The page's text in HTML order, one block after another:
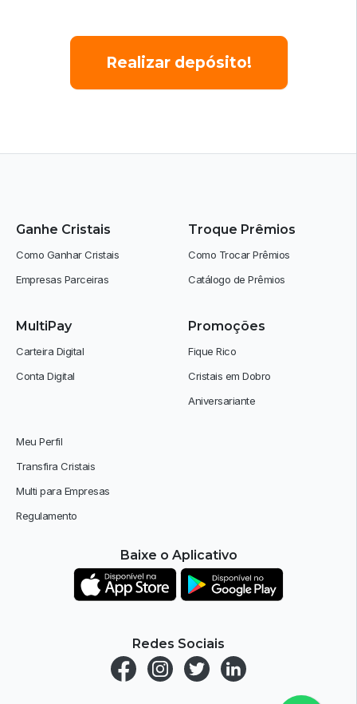
Realizar depósito!
Ganhe Cristais
Como Ganhar Cristais
Empresas Parceiras
MultiPay
Carteira Digital
Conta Digital
Troque Prêmios
Como Trocar Prêmios
Catálogo de Prêmios
Promoções
Fique Rico
Cristais em Dobro
Aniversariante
Meu Perfil
Transfira Cristais
Multi para Empresas
Regulamento
Baixe o Aplicativo
Redes Sociais